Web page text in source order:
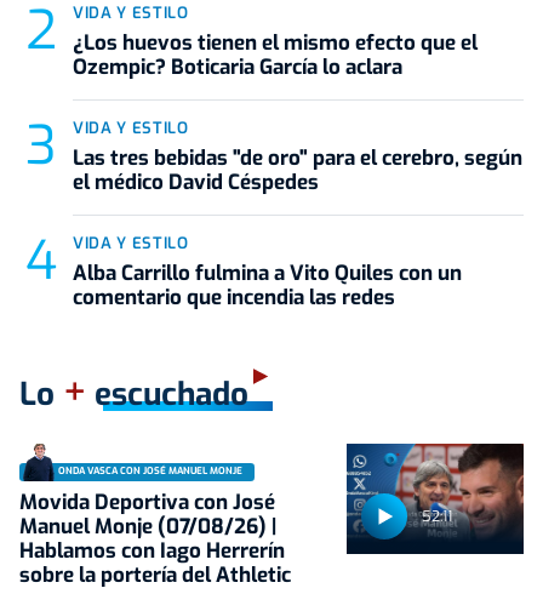
VIDA Y ESTILO
¿Los huevos tienen el mismo efecto que el
Ozempic? Boticaria García lo aclara
VIDA Y ESTILO
Las tres bebidas "de oro" para el cerebro, según
el médico David Céspedes
VIDA Y ESTILO
Alba Carrillo fulmina a Vito Quiles con un
comentario que incendia las redes
Lo + escuchado
52:11
ONDA VASCA CON JOSÉ MANUEL MONJE
Movida Deportiva con José
Manuel Monje (07/08/26) |
Hablamos con Iago Herrerín
sobre la portería del Athletic